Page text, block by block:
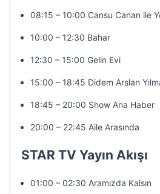
08:15 – 10:00 Cansu Canan ile
10:00 – 12:30 Bahar
12:30 – 15:00 Gelin Evi
15:00 – 18:45 Didem Arslan
18:45 – 20:00 Show Ana Haber
20:00 – 22:45 Aile Arasında
STAR TV Yayın Akışı
01:00 – 02:30 Aramızda Kalsın